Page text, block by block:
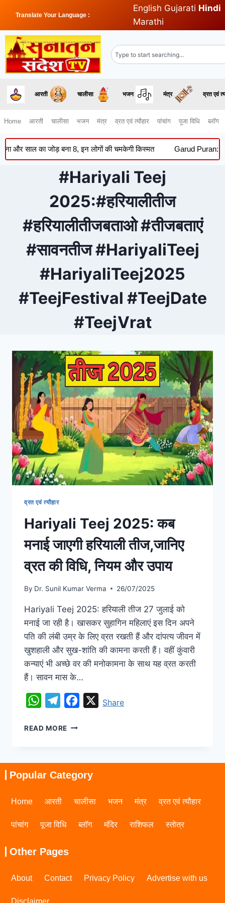
Translate Your Language :
English Gujarati Hindi
Marathi
आरती चालीसा भजन मंत्र व्रत एवं
Home आरती चालीसा भजन मंत्र व्रत एवं त्यौहार पांचांग पूजा विधि ब्लॉग
साल का जोड़ बना 8, इन लोगों की चमकेगी किस्मत Garud Puran:
#Hariyali Teej
2025:#हरियालीतीज
#हरियालीतीजबताओ #तीजबताएं
#सावनतीज #HariyaliTeej
#HariyaliTeej2025
#TeejFestival #TeejDate
#TeejVrat
व्रत एवं त्यौहार
Hariyali Teej 2025: कब
मनाई जाएगी हरियाली तीज,जानिए
व्रत की विधि, नियम और उपाय
By Dr. Sunil Kumar Verma 26/07/2025
Hariyali Teej 2025: हरियाली तीज 27 जुलाई को
मनाई जा रही है। खासकर सुहागिन महिलाएं इस दिन अपने
पति की लंबी उम्र के लिए व्रत रखती हैं और दांपत्य जीवन में
खुशहाली और सुख-शांति की कामना करती हैं। वहीं कुंवारी
कन्याएं भी अच्छे वर की मनोकामना के साथ यह व्रत करती
हैं। सावन मास के…
WhatsAppTelegramFacebook
XShare
READ MORE
Popular Category
Home आरती चालीसा भजन मंत्र व्रत एवं त्यौहार
पांचांग पूजा विधि ब्लॉग मंदिर राशिफल स्तोत्र
Other Pages
About Contact Privacy Policy Advertise with us
Disclaimer